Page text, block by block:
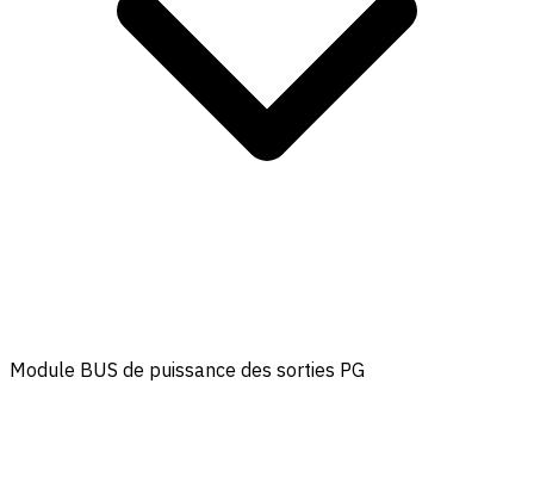
Module BUS de puissance des sorties PG